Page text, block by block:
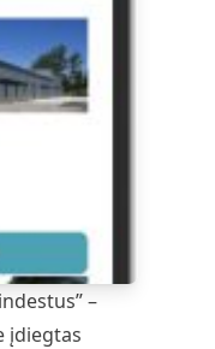
–
įdiegtas